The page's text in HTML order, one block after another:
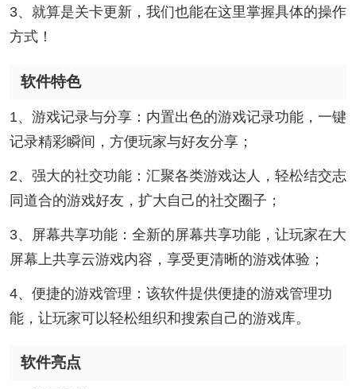
3、就算是关卡更新，我们也能在这里掌握具体的操作
方式！
软件特色
1、游戏记录与分享：内置出色的游戏记录功能，一键
记录精彩瞬间，方便玩家与好友分享；
2、强大的社交功能：汇聚各类游戏达人，轻松结交志
同道合的游戏好友，扩大自己的社交圈子；
3、屏幕共享功能：全新的屏幕共享功能，让玩家在大
屏幕上共享云游戏内容，享受更清晰的游戏体验；
4、便捷的游戏管理：该软件提供便捷的游戏管理功
能，让玩家可以轻松组织和搜索自己的游戏库。
软件亮点